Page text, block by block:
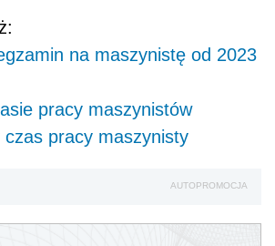
na maszynistę od 2023
pracy maszynistów
czas pracy maszynisty
AUTOPROMOCJA